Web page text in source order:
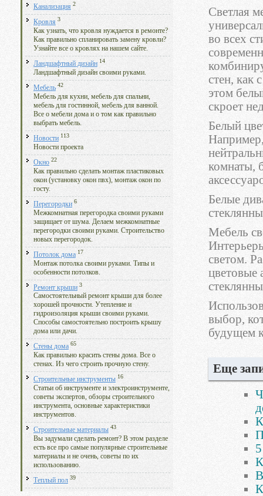
Канализация 2
Кровля 3
Как узнать, что кровля нуждается в ремонте?
Как правильно спланировать замену кровли?
Узнайте все о кровлях на нашем сайте.
Ландшафтный дизайн 14
Ландшафтный дизайн своими руками.
Мебель 42
Мебель для кухни, мебель для спальни,
мебель для гостинной, мебель для ванной.
Все о мебели дома и о том как правильно
выбрать мебель.
Новости 113
Новости проекта
Окно 22
Как правильно сделать монтаж пластиковых
окон (установку окон пвх), монтаж окон по
госту.
Перегородки 6
Межкомнатная перегородка своими руками
защищает от шума. Делаем межкомнатные
перегородки своими руками. Строительство
новых перегородок.
Потолок дома 17
Монтаж потолка своими руками. Типы и
особенности потолков.
Ремонт крыши 3
Самостоятельный ремонт крыши для более
хорошей прочности. Утепление и
гидроизоляция крыши своими руками.
Способы самостоятельно построить крышу
дома или дачи.
Стены дома 65
Как правильно красить стены дома. Все о
стенах. Из чего строить прочную стену.
Строительные инструменты 16
Статьи об инструменте и электроинструменте,
советы экспертов, обзоры строительного
инструмента, основные характеристики
инструментов.
Строительные материалы 43
Вы задумали сделать ремонт? В этом разделе
есть все про самые популярные строительные
материалы и не очень, советы по их
использованию.
Теплый пол 39
Светлая
во всех
стен, как
этом
скроет
Белый
комнаты,
Белые
Мебель
светом.
цветовые
выбор,
будущем
Еще